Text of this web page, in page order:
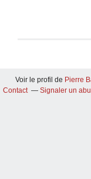
Voir le profil de Pierre
Contact
Signaler un